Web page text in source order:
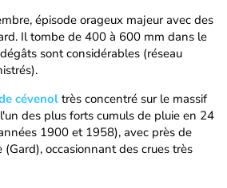
épisode orageux majeur avec des
Il tombe de 400 à 600 mm dans le
sont considérables (réseau
cévenol très concentré sur le massif
des plus forts cumuls de pluie en 24
1900 et 1958), avec près de
occasionnant des crues très